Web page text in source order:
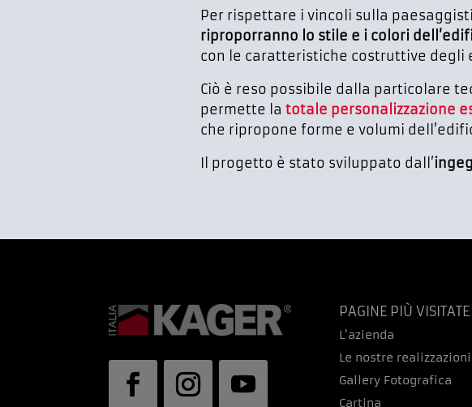
Per rispettare i vincoli sulla
riproporranno lo stile e i colori
con le caratteristiche costruttive degli
Ciò è reso possibile dalla particolare
permette la totale personalizzazione
che ripropone forme e volumi
Il progetto è stato sviluppato dall’
PAGINE PIÙ VISITATE
L'azienda
Le nostre realizzazioni
Gallery Fotografica
Cartina